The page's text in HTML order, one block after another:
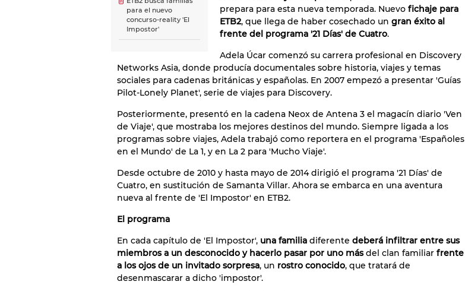
para el nuevo
concurso-reality 'El
Impostor'
prepara para esta nueva temporada. Nuevo fichaje para
ETB2, que llega de haber cosechado un gran éxito al
frente del programa '21 Días' de Cuatro.
Adela Úcar comenzó su carrera profesional en Discovery
Networks Asia, donde producía documentales sobre historia, viajes y temas
sociales para cadenas británicas y españolas. En 2007 empezó a presentar 'Guías
Pilot-Lonely Planet', serie de viajes para Discovery.
Posteriormente, presentó en la cadena Neox de Antena 3 el magacín diario 'Ven
de Viaje', que mostraba los mejores destinos del mundo. Siempre ligada a los
programas sobre viajes, Adela trabajó como reportera en el programa 'Españoles
en el Mundo' de La 1, y en La 2 para 'Mucho Viaje'.
Desde octubre de 2010 y hasta mayo de 2014 dirigió el programa '21 Días' de
Cuatro, en sustitución de Samanta Villar. Ahora se embarca en una aventura
nueva al frente de 'El Impostor' en ETB2.
El programa
En cada capítulo de 'El Impostor', una familia diferente deberá infiltrar entre sus
miembros a un desconocido y hacerlo pasar por uno másdel clan familiar frente
a los ojos de un invitado sorpresa, un rostro conocido, que tratará de
desenmascarar a dicho 'impostor'.